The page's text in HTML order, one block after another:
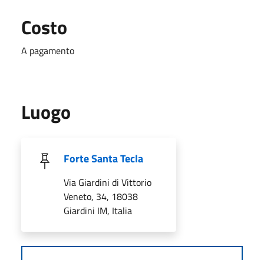
Costo
A pagamento
Luogo
Forte Santa Tecla
Via Giardini di Vittorio
Veneto, 34, 18038
Giardini IM, Italia